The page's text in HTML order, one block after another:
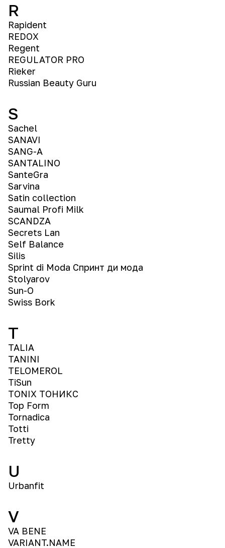
R
Rapident
REDOX
Regent
REGULATOR PRO
Rieker
Russian Beauty Guru
S
Sachel
SANAVI
SANG-A
SANTALINO
SanteGra
Sarvina
Satin collection
Saumal Profi Milk
SCANDZA
Secrets Lan
Self Balance
Silis
Sprint di Moda Спринт ди мода
Stolyarov
Sun-O
Swiss Bork
T
TALIA
TANINI
TELOMEROL
TiSun
TONIX ТОНИКС
Top Form
Tornadica
Totti
Tretty
U
Urbanfit
V
VA BENE
VARIANT.NAME